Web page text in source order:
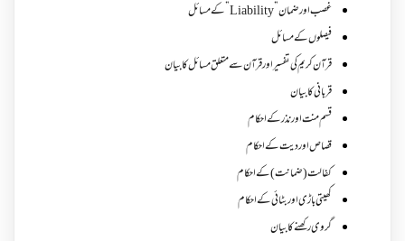
غصب اورضمان”Liability” کے مسائل
فیصلوں کے مسائل
قرآن کریم کی تفسیر اور قرآن سے متعلق مسائل کا بیان
قربانی کا بیان
قسم منت اور نذر کے احکام
قصاص اور دیت کے احکام
کفالت (ضمانت) کے احکام
کھیتی باڑی اور بٹائی کے احکام
گروی رکھنے کا بیان